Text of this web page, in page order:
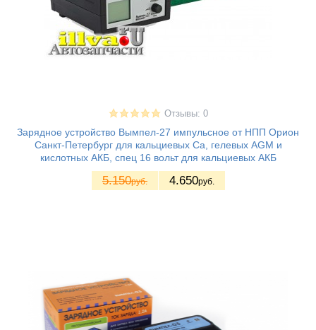
Отзывы: 0
Зарядное устройство Вымпел-27 импульсное от НПП Орион
Санкт-Петербург для кальциевых Ca, гелевых AGM и
кислотных АКБ, спец 16 вольт для кальциевых АКБ
5.150руб. 4.650руб.